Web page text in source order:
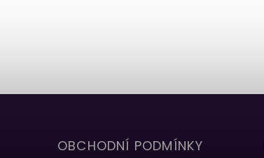
OBCHODNÍ PODMÍNKY